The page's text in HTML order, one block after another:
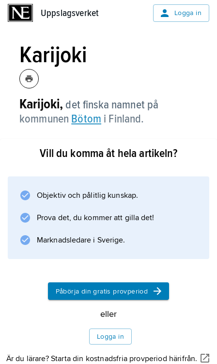
Uppslagsverket Logga in
Karijoki
Karijoki, det finska namnet på
kommunen Bötom i Finland.
Vill du komma åt hela artikeln?
Objektiv och pålitlig kunskap.
Prova det, du kommer att gilla det!
Marknadsledare i Sverige.
Påbörja din gratis provperiod
eller
Logga in
Är du lärare? Starta din kostnadsfria provperiod härifrån.